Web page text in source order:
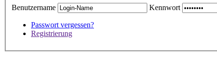
Benutzername
Kennwort
Passwort vergessen?
Registrierung